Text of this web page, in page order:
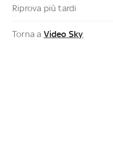
Riprova più tardi
Torna a Video Sky